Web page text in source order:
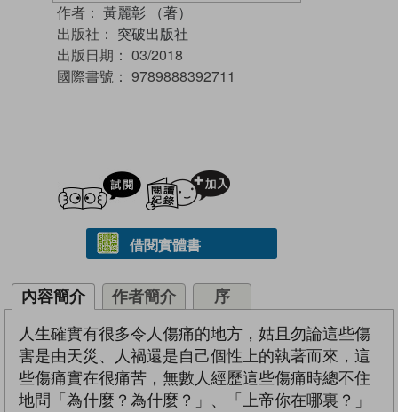
作者： 黃麗彰 （著）
出版社： 突破出版社
出版日期： 03/2018
國際書號： 9789888392711
試閲
借閱實體書
內容簡介 作者簡介 序
人生確實有很多令人傷痛的地方，姑且勿論這些傷
害是由天災、人禍還是自己個性上的執著而來，這
些傷痛實在很痛苦，無數人經歷這些傷痛時總不住
地問「為什麼？為什麼？」、「上帝你在哪裏？」